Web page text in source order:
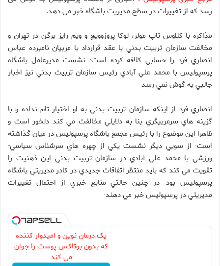
رسد که از تغییرات در سطح مدیریت باشگاه خبر می دهد.
مذاكره با كلاوس تاپ مولر، لوكا پروزوويچ و ويم رايز برگن در تهران و
مخالفت سازمان تربيت بدني با عقد قرارداد با مربيان نامبرده عباس
انصاري فرد را حسابي كلافه كرده است· نشست مديرعامل باشگاه
پرسپوليس با محمد علي آبادي رئيس سازمان تربيت بدني نيز اخبار
جالبي به گوش نمي رسد·
انصاري فرد از اينكه سازمان تربيت بدني به او اختيار تام نداده و با
گزينه هاي سرمربيگري بنا به دلايلي مخالفت مي كند دلخور است و
ظاهرا اين موضوع را با رئيس مجمع باشگاه پرسپوليس در ميان گذاشته
است· از سويي ديگر نشست يكي از چهره هاي سرشناس سياسي-
ورزشي با محمد علي آبادي در سازمان تربيت بدني اين ذهنيت را
تقويت مي كند كه بايد منتظر اتفاقات جديدي در كادر مديريتي باشگاه
پرسپوليس بود· در چنين حالتي منابع خبري از احتمال تغييرات
مديريتي در پرسپوليس خبر مي دهند·
یک درمان نوین و امیدوار کننده
که بدون بوتاکس پوست را جوان
می کند